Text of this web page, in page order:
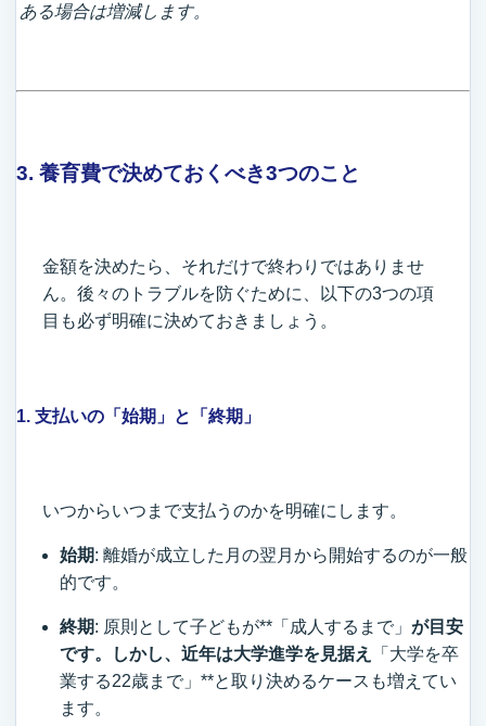
ある場合は増減します。
3. 養育費で決めておくべき3つのこと
金額を決めたら、それだけで終わりではありませ
ん。後々のトラブルを防ぐために、以下の3つの項
目も必ず明確に決めておきましょう。
1. 支払いの「始期」と「終期」
いつからいつまで支払うのかを明確にします。
始期: 離婚が成立した月の翌月から開始するのが一般
的です。
終期: 原則として子どもが**「成人するまで」 が目安
です。しかし、近年は大学進学を見据え
「大学を卒
業する22歳まで」**と取り決めるケースも増えてい
ます。